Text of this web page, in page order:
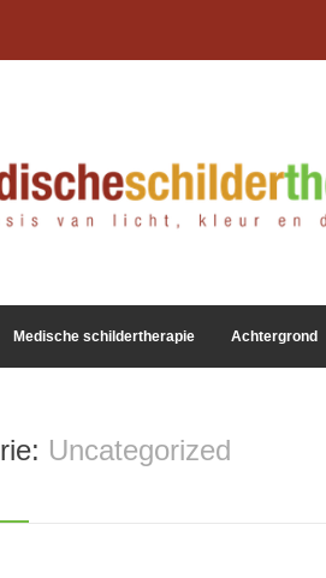
Medische schildertherapie Achtergrond
Uncategorized